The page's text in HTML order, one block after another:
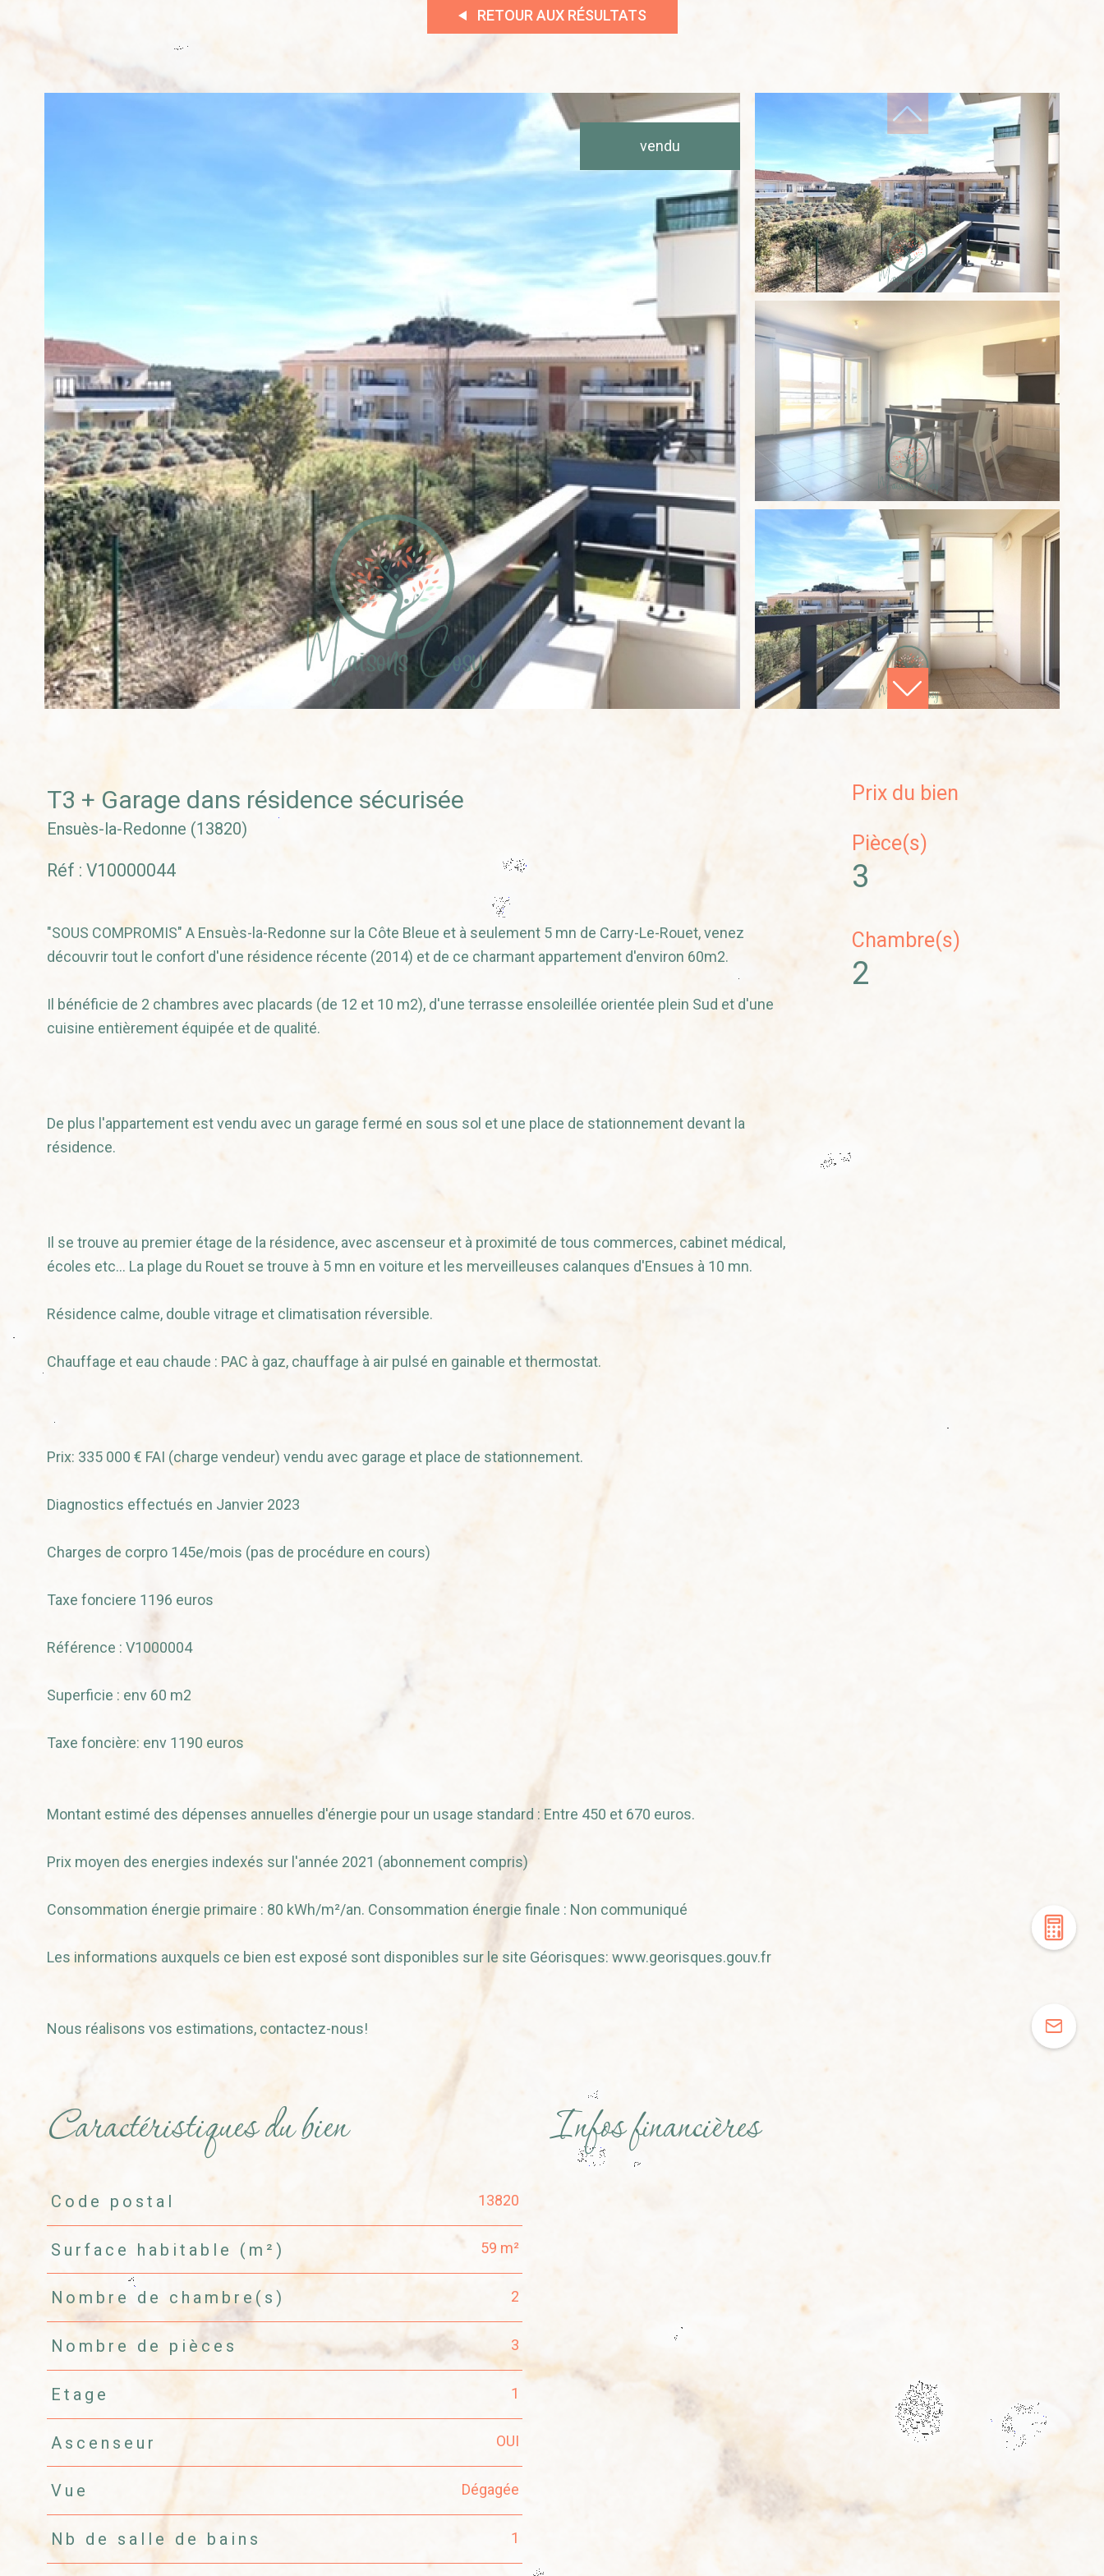
RETOUR AUX RÉSULTATS
vendu
T3 + Garage dans résidence sécurisée
Ensuès-la-Redonne (13820)
Réf : V10000044
"SOUS COMPROMIS" A Ensuès-la-Redonne sur la Côte Bleue et à seulement 5 mn de Carry-Le-Rouet, venez
découvrir tout le confort d'une résidence récente (2014) et de ce charmant appartement d'environ 60m2.
Il bénéficie de 2 chambres avec placards (de 12 et 10 m2), d'une terrasse ensoleillée orientée plein Sud et d'une
cuisine entièrement équipée et de qualité.
De plus l'appartement est vendu avec un garage fermé en sous sol et une place de stationnement devant la
résidence.
Il se trouve au premier étage de la résidence, avec ascenseur et à proximité de tous commerces, cabinet médical,
écoles etc... La plage du Rouet se trouve à 5 mn en voiture et les merveilleuses calanques d'Ensues à 10 mn.
Résidence calme, double vitrage et climatisation réversible.
Chauffage et eau chaude : PAC à gaz, chauffage à air pulsé en gainable et thermostat.
Prix: 335 000 € FAI (charge vendeur) vendu avec garage et place de stationnement.
Diagnostics effectués en Janvier 2023
Charges de corpro 145e/mois (pas de procédure en cours)
Taxe fonciere 1196 euros
Référence : V1000004
Superficie : env 60 m2
Taxe foncière: env 1190 euros
Montant estimé des dépenses annuelles d'énergie pour un usage standard : Entre 450 et 670 euros.
Prix moyen des energies indexés sur l'année 2021 (abonnement compris)
Consommation énergie primaire : 80 kWh/m²/an. Consommation énergie finale : Non communiqué
Les informations auxquels ce bien est exposé sont disponibles sur le site Géorisques: www.georisques.gouv.fr
Nous réalisons vos estimations, contactez-nous!
Prix du bien
Pièce(s)
3
Chambre(s)
2
Caractéristiques du bien
Caractéristiques
Code postal 13820
Surface habitable (m²) 59 m²
Nombre de chambre(s) 2
Nombre de pièces 3
Etage 1
Ascenseur OUI
Vue Dégagée
Nb de salle de bains 1
Infos financières
Caractéristiques